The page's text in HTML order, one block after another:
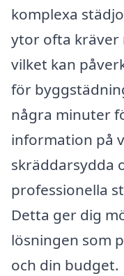
komplexa
ytor ofta kräver
vilket kan
för
några minuter
information på
skräddarsydda
professionella
Detta ger dig
lösningen som
och din budget.